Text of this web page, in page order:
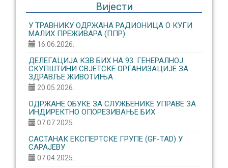
Вијести
У ТРАВНИКУ ОДРЖАНА РАДИОНИЦА О КУГИ
МАЛИХ ПРЕЖИВАРА (ППР)
16.06.2026.
ДЕЛЕГАЦИЈА КЗВ БИХ НА 93. ГЕНЕРАЛНОЈ
СКУПШТИНИ СВЈЕТСКЕ ОРГАНИЗАЦИЈЕ ЗА
ЗДРАВЉЕ ЖИВОТИЊА
20.05.2026.
ОДРЖАНЕ ОБУКЕ ЗА СЛУЖБЕНИКЕ УПРАВЕ ЗА
ИНДИРЕКТНО ОПОРЕЗИВАЊЕ БИХ
07.07.2025.
САСТАНАК ЕКСПЕРТСКЕ ГРУПЕ (GF-TAD) У
САРАЈЕВУ
07.04.2025.